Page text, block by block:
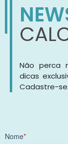
Não perca
dicas
Cadastre-se.